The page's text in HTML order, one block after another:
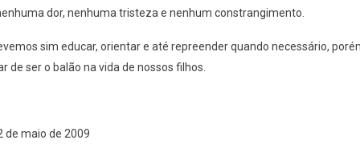
dor, nenhuma tristeza e nenhum constrangimento.
sim educar, orientar e até repreender quando necessário,
de ser o balão na vida de nossos filhos.
de maio de 2009